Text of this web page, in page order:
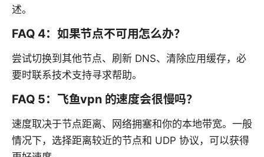
述。
FAQ 4：如果节点不可用怎么办？
尝试切换到其他节点、刷新 DNS、清除应用缓存，必
要时联系技术支持寻求帮助。
FAQ 5：飞鱼vpn 的速度会很慢吗？
速度取决于节点距离、网络拥塞和你的本地带宽。一般
情况下，选择距离较近的节点和 UDP 协议，可以获得